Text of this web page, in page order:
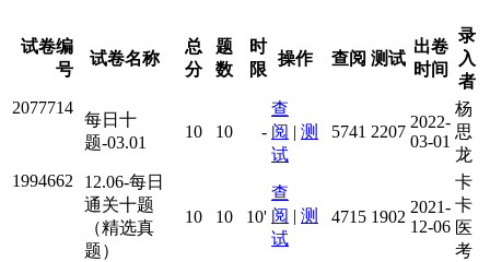
试卷编
号
试卷名称
总
分
题
数
时
限
操作 查阅 测试
出卷
时间
录
入
者
2077714
每日十
题-03.01
10 10 -
查
阅 | 测
试
5741 2207
2022-
03-01
杨
思
龙
1994662
12.06-每日
通关十题
（精选真
题）
10 10 10'
查
阅 | 测
试
4715 1902
2021-
12-06
卡
卡
医
考